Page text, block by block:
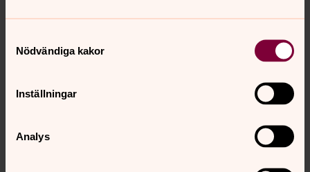
Nödvändiga kakor
Inställningar
Analys
Senast ändrad 18 juni 2026
Synpunkter eller frågor på sidans
info@svenskakyrkan.se